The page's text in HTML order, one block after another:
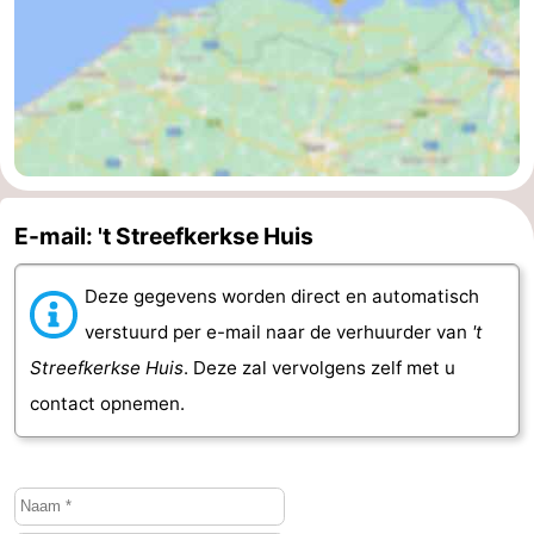
Zoutelande
Actief
Praktisch
Forum
Route
Parkeren
Reisboekenwinkel
Nieuws
adressen
Regio
E-mail: 't Streefkerkse Huis
Deze gegevens worden direct en automatisch
verstuurd per e-mail naar de verhuurder van 't
Streefkerkse Huis. Deze zal vervolgens zelf met u
contact opnemen.